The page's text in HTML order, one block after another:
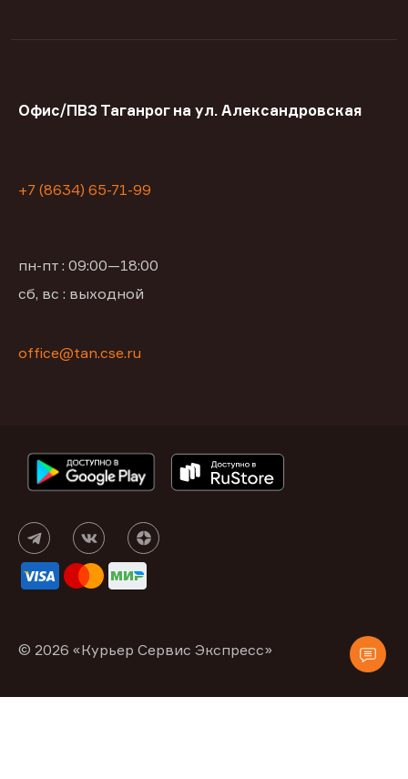
Офис/ПВЗ Таганрог на ул. Александровская
+7 (8634) 65-71-99
пн-пт : 09:00—18:00
сб, вс : выходной
office@tan.cse.ru
© 2026 «Курьер Сервис Экспресс»